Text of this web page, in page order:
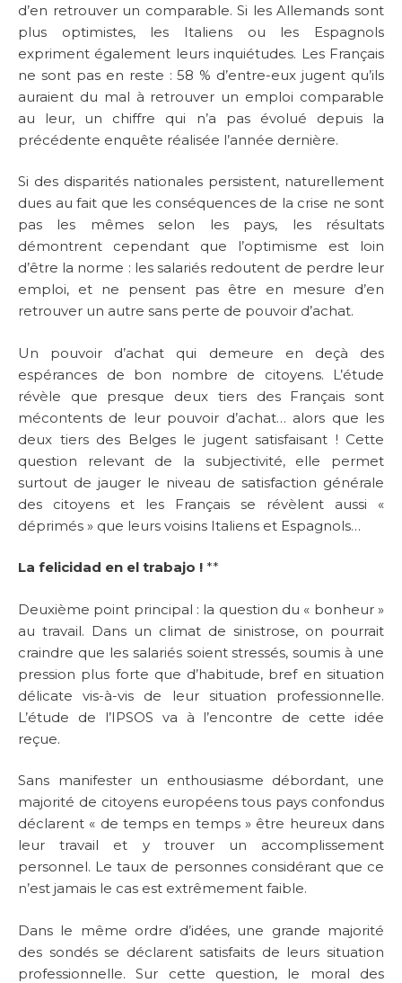
d’en retrouver un comparable. Si les Allemands sont
plus optimistes, les Italiens ou les Espagnols
expriment également leurs inquiétudes. Les Français
ne sont pas en reste : 58 % d’entre-eux jugent qu’ils
auraient du mal à retrouver un emploi comparable
au leur, un chiffre qui n’a pas évolué depuis la
précédente enquête réalisée l’année dernière.
Si des disparités nationales persistent, naturellement
dues au fait que les conséquences de la crise ne sont
pas les mêmes selon les pays, les résultats
démontrent cependant que l’optimisme est loin
d’être la norme : les salariés redoutent de perdre leur
emploi, et ne pensent pas être en mesure d’en
retrouver un autre sans perte de pouvoir d’achat.
Un pouvoir d’achat qui demeure en deçà des
espérances de bon nombre de citoyens. L’étude
révèle que presque deux tiers des Français sont
mécontents de leur pouvoir d’achat… alors que les
deux tiers des Belges le jugent satisfaisant ! Cette
question relevant de la subjectivité, elle permet
surtout de jauger le niveau de satisfaction générale
des citoyens et les Français se révèlent aussi «
déprimés » que leurs voisins Italiens et Espagnols…
La felicidad en el trabajo ! **
Deuxième point principal : la question du « bonheur »
au travail. Dans un climat de sinistrose, on pourrait
craindre que les salariés soient stressés, soumis à une
pression plus forte que d’habitude, bref en situation
délicate vis-à-vis de leur situation professionnelle.
L’étude de l’IPSOS va à l’encontre de cette idée
reçue.
Sans manifester un enthousiasme débordant, une
majorité de citoyens européens tous pays confondus
déclarent « de temps en temps » être heureux dans
leur travail et y trouver un accomplissement
personnel. Le taux de personnes considérant que ce
n’est jamais le cas est extrêmement faible.
Dans le même ordre d’idées, une grande majorité
des sondés se déclarent satisfaits de leurs situation
professionnelle. Sur cette question, le moral des